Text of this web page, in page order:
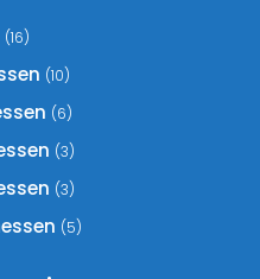
(16)
(10)
(6)
(3)
(3)
(5)